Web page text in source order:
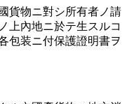
貨物ニ對シ所󠄁有者ノ請󠄁
上內地ニ於テ生スルコ
包󠄁装ニ付保護證明書ヲ